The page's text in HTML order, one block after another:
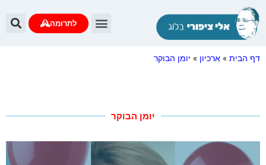
לתרומה
דף הבית » ארכיון » יומן הבוקר
יומן הבוקר